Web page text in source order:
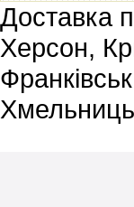
Доставка
Херсон,